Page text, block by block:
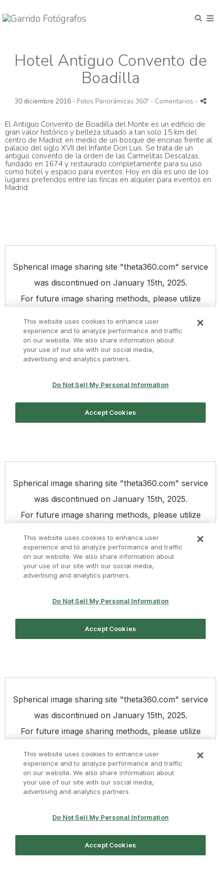
Hotel Antiguo Convento de
Boadilla
30 diciembre 2016 - Fotos Panorámicas 360º - Comentarios -
El Antiguo Convento de Boadilla del Monte es un edificio de
gran valor histórico y belleza situado a tan solo 15 km del
centro de Madrid, en medio de un bosque de encinas frente al
palacio del siglo XVII del Infante Don Luis. Se trata de un
antiguo convento de la orden de las Carmelitas Descalzas,
fundado en 1674 y restaurado completamente para su uso
como hotel y espacio para eventos. Hoy en día es uno de los
lugares preferidos entre las fincas en alquiler para eventos en
Madrid.